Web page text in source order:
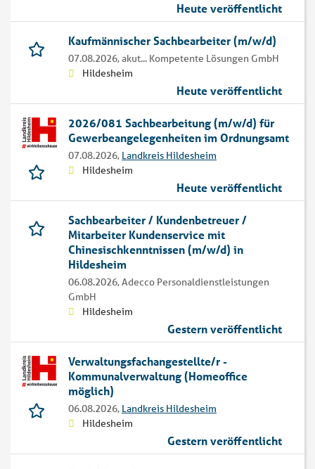
Heute veröffentlicht
Kaufmännischer Sachbearbeiter (m/w/d)
07.08.2026,akut... Kompetente Lösungen GmbH
Hildesheim
Heute veröffentlicht
2026/081 Sachbearbeitung (m/w/d) für
Gewerbeangelegenheiten im Ordnungsamt
07.08.2026, Landkreis Hildesheim
Hildesheim
Heute veröffentlicht
Sachbearbeiter / Kundenbetreuer /
Mitarbeiter Kundenservice mit
Chinesischkenntnissen (m/w/d) in
Hildesheim
06.08.2026,Adecco Personaldienstleistungen
GmbH
Hildesheim
Gestern veröffentlicht
Verwaltungsfachangestellte/r -
Kommunalverwaltung (Homeoffice
möglich)
06.08.2026, Landkreis Hildesheim
Hildesheim
Gestern veröffentlicht